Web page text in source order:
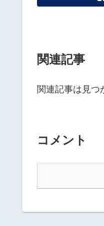
関連記事
関連記事は見つ
コメント